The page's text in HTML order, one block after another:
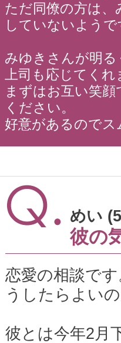
ただ同僚の方は
していないようで
みゆきさんが明
上司も応じてく
まずはお互い笑
ください。
好意があるので
めい
彼の
恋愛の相談で
うしたらよい
彼とは今年2月